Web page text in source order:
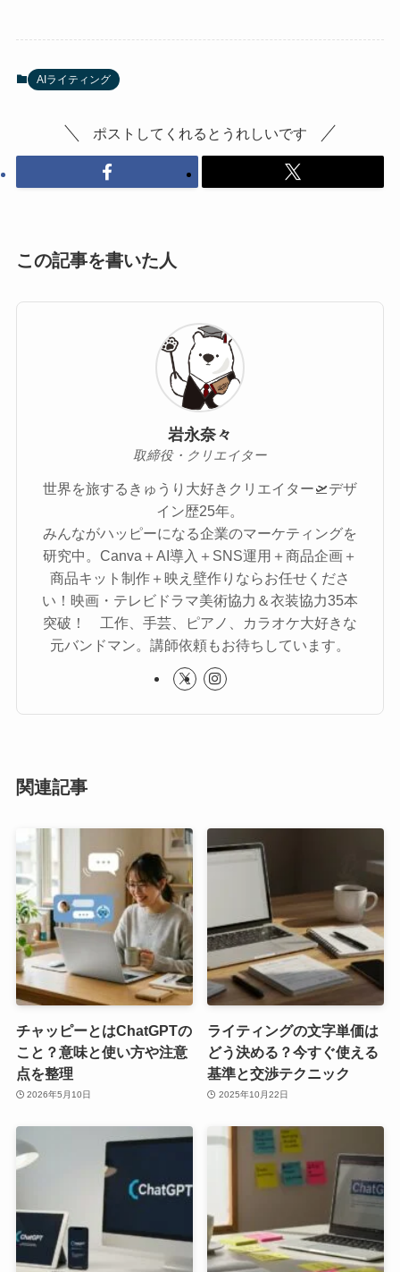
AIライティング
ポストしてくれるとうれしいです
この記事を書いた人
岩永奈々
取締役・クリエイター
世界を旅するきゅうり大好きクリエイター🛫デザ
イン歴25年。
みんながハッピーになる企業のマーケティングを
研究中。Canva＋AI導入＋SNS運用＋商品企画＋
商品キット制作＋映え壁作りならお任せくださ
い！映画・テレビドラマ美術協力＆衣装協力35本
突破！ 工作、手芸、ピアノ、カラオケ大好きな
元バンドマン。講師依頼もお待ちしています。
関連記事
チャッピーとはChatGPTの
こと？意味と使い方や注意
点を整理
2026年5月10日
ライティングの文字単価は
どう決める？今すぐ使える
基準と交渉テクニック
2025年10月22日